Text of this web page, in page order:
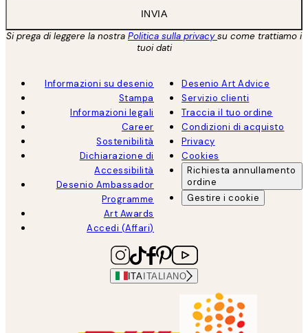
INVIA
Si prega di leggere la nostra Politica sulla privacysu come trattiamo i
tuoi dati
Informazioni su desenio
Stampa
Informazioni legali
Career
Sostenibilità
Dichiarazione di
Accessibilità
Desenio Ambassador
Programme
Art Awards
Accedi (Affari)
Desenio Art Advice
Servizio clienti
Traccia il tuo ordine
Condizioni di acquisto
Privacy
Cookies
Richiesta annullamento
ordine
Gestire i cookie
ITAITALIANO